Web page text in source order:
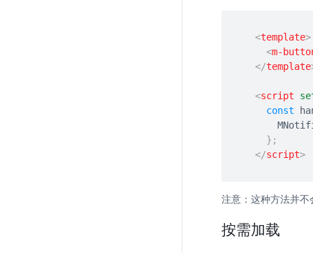
<template>
<m-
</template
<script
const
} ;
</script>
注意：这种方法并
按需加载